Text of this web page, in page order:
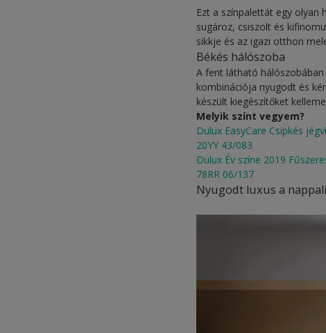
Ezt a színpalettát egy olyan
sugároz, csiszolt és
sikkje és az igazi otthon
Békés hálószoba
A fent látható
kombinációja nyugodt és
készült kiegészítőket
Melyik színt vegyem?
Dulux EasyCare Csipkés
20YY 43/083
Dulux Év színe 2019
78RR 06/137
Nyugodt luxus a